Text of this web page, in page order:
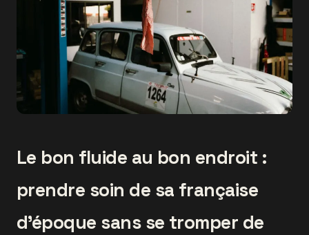
Le bon fluide au bon endroit :
prendre soin de sa française
d'époque sans se tromper de